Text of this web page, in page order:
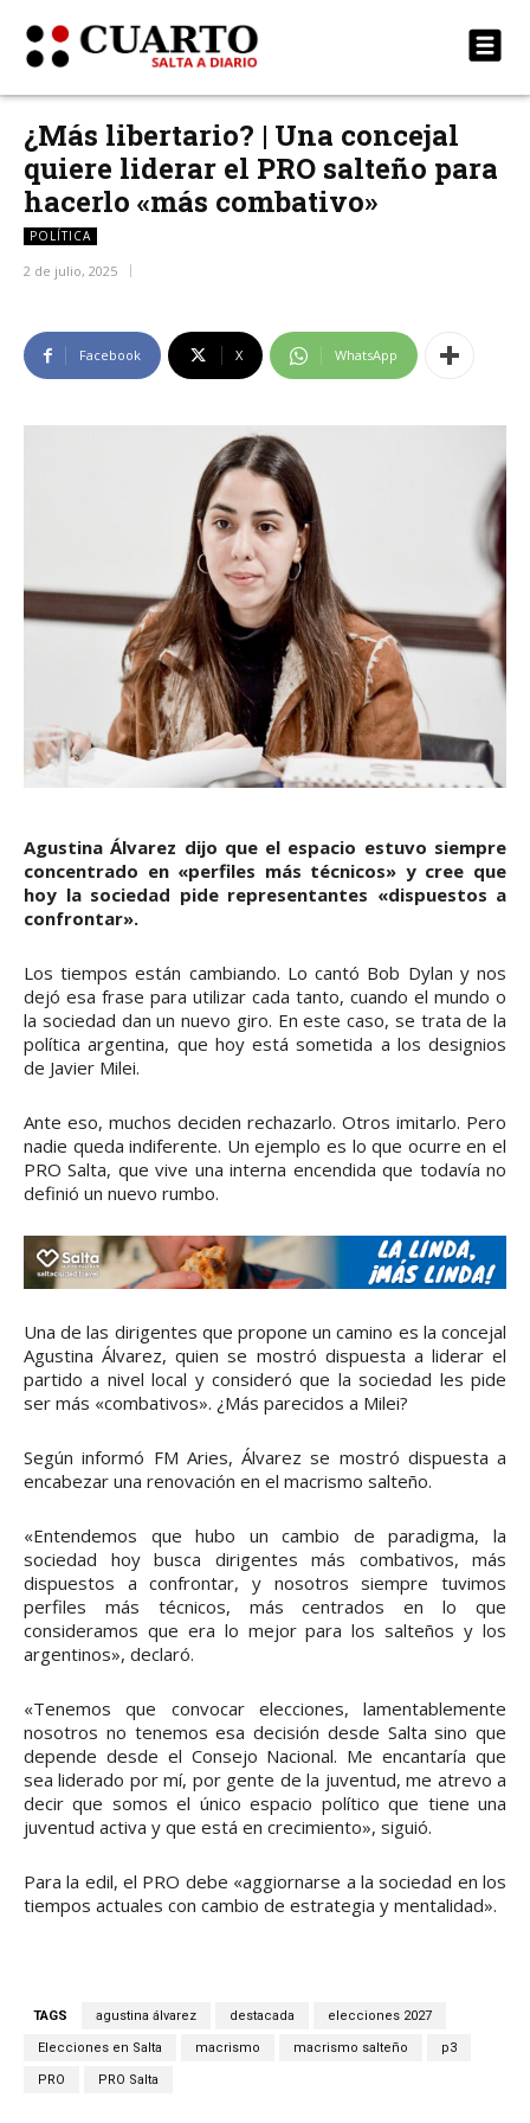
¿Más libertario? | Una concejal
quiere liderar el PRO salteño para
hacerlo «más combativo»
POLÍTICA
2 de julio, 2025
Facebook X WhatsApp
Agustina Álvarez dijo que el espacio estuvo siempre
concentrado en «perfiles más técnicos» y cree que
hoy la sociedad pide representantes «dispuestos a
confrontar».
Los tiempos están cambiando. Lo cantó Bob Dylan y nos
dejó esa frase para utilizar cada tanto, cuando el mundo o
la sociedad dan un nuevo giro. En este caso, se trata de la
política argentina, que hoy está sometida a los designios
de Javier Milei.
Ante eso, muchos deciden rechazarlo. Otros imitarlo. Pero
nadie queda indiferente. Un ejemplo es lo que ocurre en el
PRO Salta, que vive una interna encendida que todavía no
definió un nuevo rumbo.
Una de las dirigentes que propone un camino es la concejal
Agustina Álvarez, quien se mostró dispuesta a liderar el
partido a nivel local y consideró que la sociedad les pide
ser más «combativos». ¿Más parecidos a Milei?
Según informó FM Aries, Álvarez se mostró dispuesta a
encabezar una renovación en el macrismo salteño.
«Entendemos que hubo un cambio de paradigma, la
sociedad hoy busca dirigentes más combativos, más
dispuestos a confrontar, y nosotros siempre tuvimos
perfiles más técnicos, más centrados en lo que
consideramos que era lo mejor para los salteños y los
argentinos», declaró.
«Tenemos que convocar elecciones, lamentablemente
nosotros no tenemos esa decisión desde Salta sino que
depende desde el Consejo Nacional. Me encantaría que
sea liderado por mí, por gente de la juventud, me atrevo a
decir que somos el único espacio político que tiene una
juventud activa y que está en crecimiento», siguió.
Para la edil, el PRO debe «aggiornarse a la sociedad en los
tiempos actuales con cambio de estrategia y mentalidad».
TAGS agustina álvarez destacada elecciones 2027
Elecciones en Salta macrismo macrismo salteño p3
PRO PRO Salta